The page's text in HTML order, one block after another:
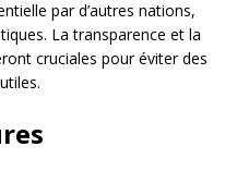
par d’autres nations,
La transparence et la
cruciales pour éviter des